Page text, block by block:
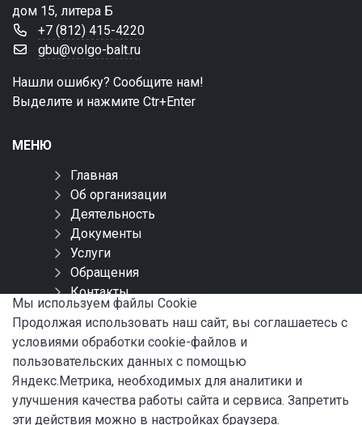
дом 15, литера Б
+7 (812) 415-4220
gbu@volgo-balt.ru
Нашли ошибку? Сообщите нам!
Выделите и нажмите Ctr+Enter
МЕНЮ
Главная
Об организации
Деятельность
Документы
Услуги
Обращения
Контакты
Карта сайта
СОЦИАЛЬНЫЕ СЕТИ
Мы используем файлы Сookie
Продолжая использовать наш сайт, вы соглашаетесь с
условиями обработки cookie-файлов и
пользовательских данных с помощью
Яндекс.Метрика, необходимых для аналитики и
улучшения качества работы сайта и сервиса. Запретить
эти действия можно в настройках браузера.